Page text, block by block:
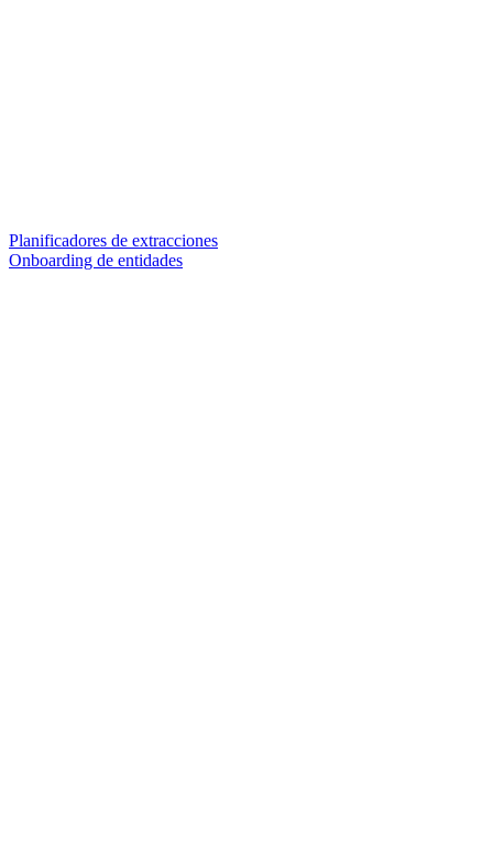
Planificadores de extracciones
Onboarding de entidades